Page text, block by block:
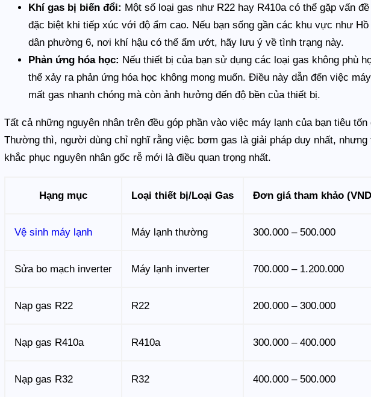
Khí gas bị biến đổi: Một số loại gas như R22 hay R410a có thể gặp vấn
đặc biệt khi tiếp xúc với độ ẩm cao. Nếu bạn sống gần các khu vực như
dân phường 6, nơi khí hậu có thể ẩm ướt, hãy lưu ý về tình trạng này.
Phản ứng hóa học: Nếu thiết bị của bạn sử dụng các loại gas không phù
thể xảy ra phản ứng hóa học không mong muốn. Điều này dẫn đến việc
mất gas nhanh chóng mà còn ảnh hưởng đến độ bền của thiết bị.
Tất cả những nguyên nhân trên đều góp phần vào việc máy lạnh của bạn tiêu
Thường thì, người dùng chỉ nghĩ rằng việc bơm gas là giải pháp duy nhất,
khắc phục nguyên nhân gốc rễ mới là điều quan trọng nhất.
Hạng mục Loại thiết bị/Loại Gas Đơn giá tham khảo
Vệ sinh máy lạnh Máy lạnh thường 300.000 – 500.000
Sửa bo mạch inverter Máy lạnh inverter 700.000 – 1.200.000
Nạp gas R22 R22 200.000 – 300.000
Nạp gas R410a R410a 300.000 – 400.000
Nạp gas R32 R32 400.000 – 500.000